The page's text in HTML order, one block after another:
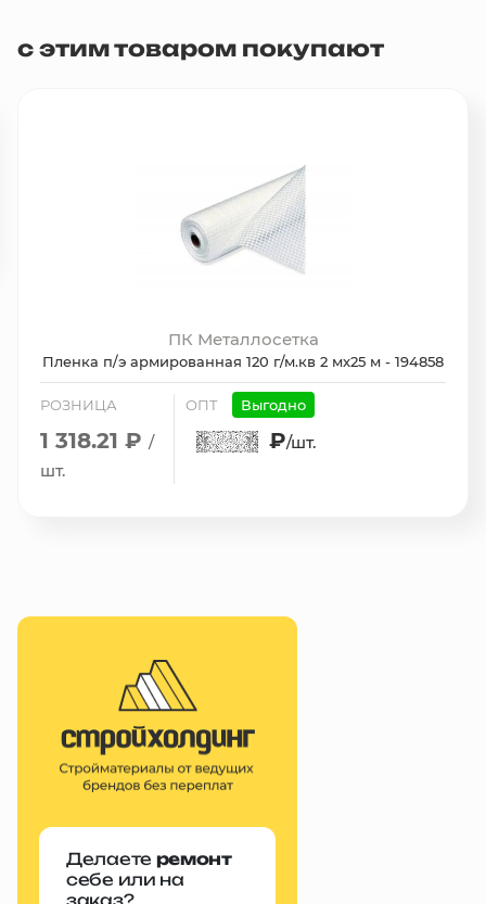
с этим товаром покупают
ПК Металлосетка
Пленка п/э армированная 120 г/м.кв 2 мх25 м - 194858
РОЗНИЦА
1 318.21 ₽ /
шт.
ОПТ Выгодно
₽/шт.
Делаете ремонт
себе или на